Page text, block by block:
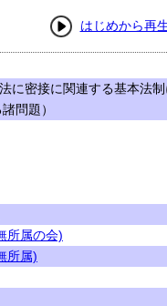
はじめから再
に密接に関連する基本法
問題）
所属の会)
所属)